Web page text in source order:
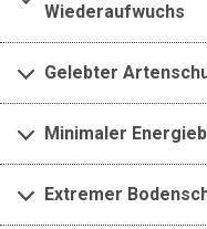
Wiederaufwuchs
Gelebter
Minimaler
Extremer